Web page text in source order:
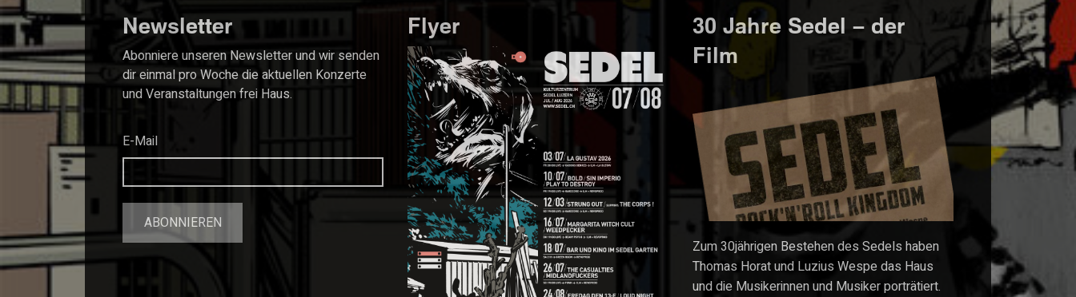
Newsletter
Abonniere unseren Newsletter und wir senden
dir einmal pro Woche die aktuellen Konzerte
und Veranstaltungen frei Haus.
E-Mail
Flyer
30 Jahre Sedel – der
Film
Zum 30jährigen Bestehen des Sedels haben
Thomas Horat und Luzius Wespe das Haus
und die Musikerinnen und Musiker porträtiert.